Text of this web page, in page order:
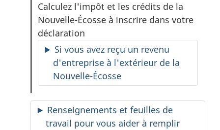
Calculez l'impôt et les crédits de la
Nouvelle-Écosse à inscrire dans votre
déclaration
Si vous avez reçu un revenu
d'entreprise à l'extérieur de la
Nouvelle-Écosse
Renseignements et feuilles de
travail pour vous aider à remplir